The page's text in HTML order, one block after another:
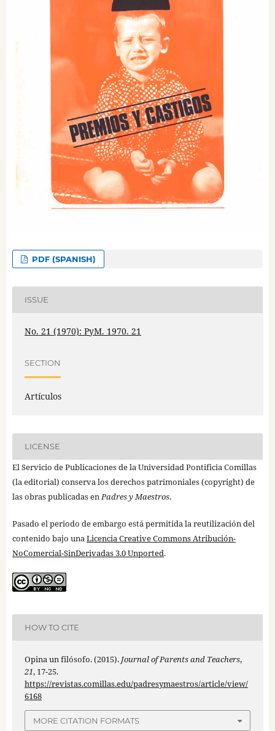
PDF (SPANISH)
ISSUE
No. 21 (1970): PyM. 1970. 21
SECTION
Artículos
LICENSE
El Servicio de Publicaciones de la Universidad Pontificia Comillas
(la editorial) conserva los derechos patrimoniales (copyright) de
las obras publicadas enPadres y Maestros.
Pasado el periodo de embargo está permitida la reutilización del
contenido bajo unaLicencia Creative Commons Atribución-
NoComercial-SinDerivadas 3.0 Unported.
HOW TO CITE
Opina un filósofo. (2015). Journal of Parents and Teachers,
21, 17-25.
https://revistas.comillas.edu/padresymaestros/article/view/
6168
MORE CITATION FORMATS